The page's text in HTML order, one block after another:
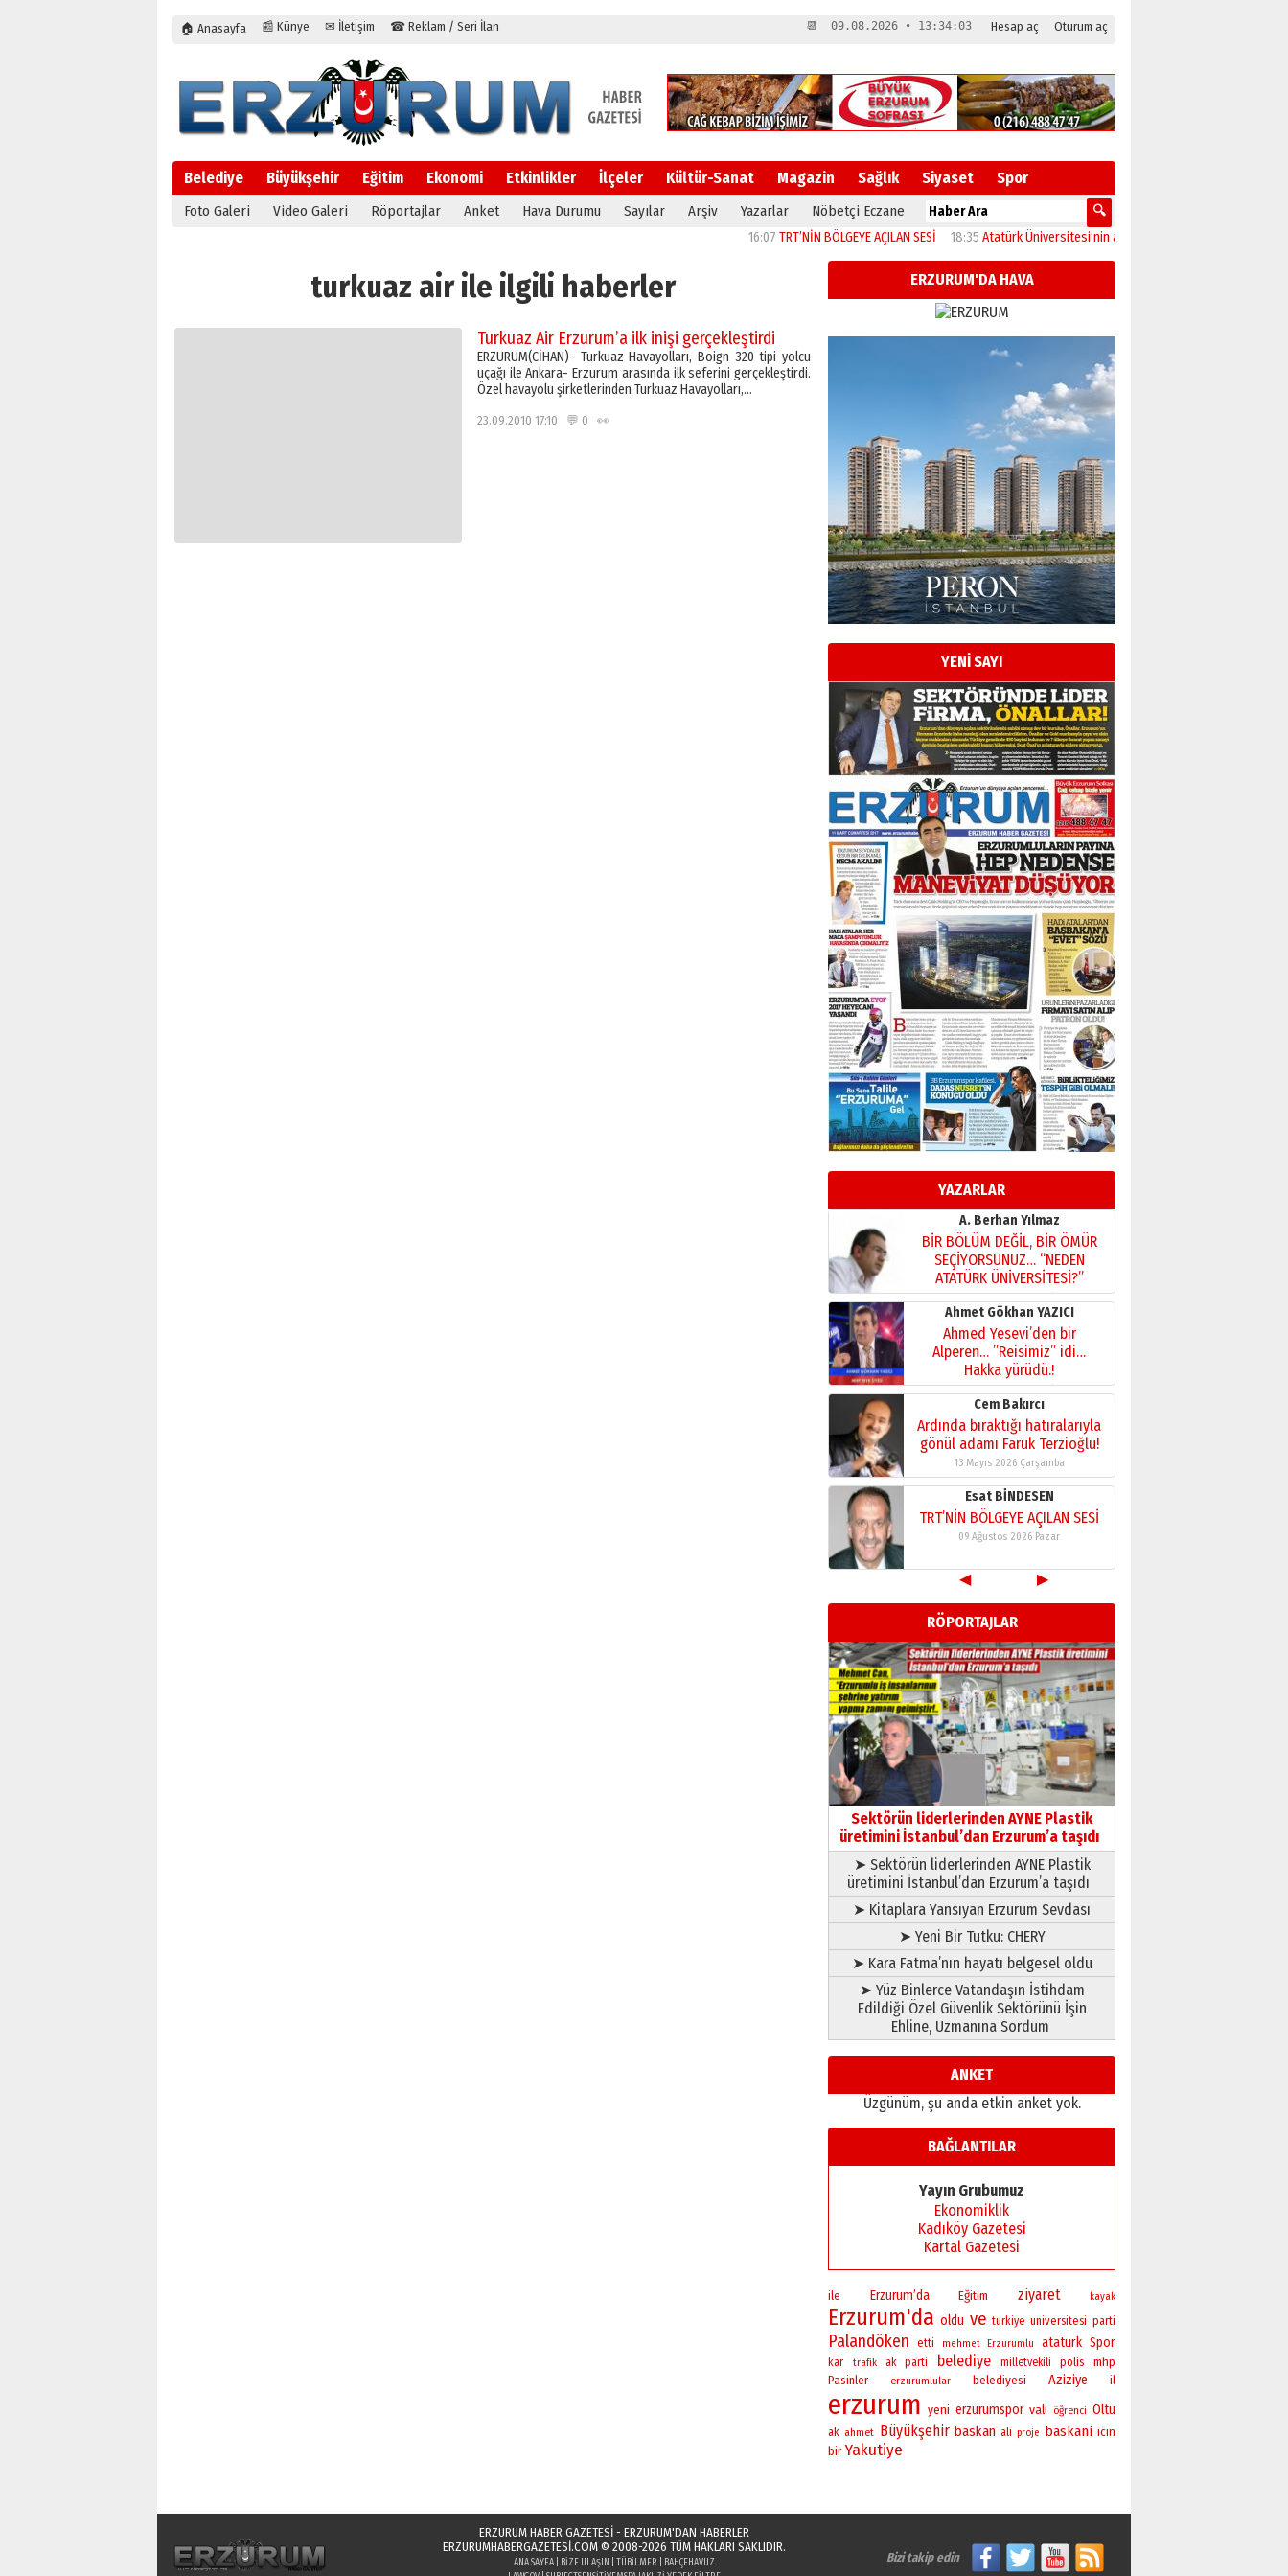
🏠 Anasayfa 📰 Künye ✉ İletişim ☎ Reklam / Seri İlan Hesap aç Oturum aç
📆 09.08.2026 • 13:34:04
Belediye Büyükşehir Eğitim Ekonomi Etkinlikler İlçeler Kültür-Sanat Magazin Sağlık Siyaset Spor
Foto Galeri Video Galeri Röportajlar Anket Hava Durumu Sayılar Arşiv Yazarlar Nöbetçi Eczane
TRT’NİN BÖLGEYE AÇILAN SESİ 18:35 Atatürk Üniversitesi’nin araştırma altyapısına güçlü onay
turkuaz air ile ilgili haberler
Turkuaz Air Erzurum’a ilk inişi gerçekleştirdi
ERZURUM(CİHAN)- Turkuaz Havayolları, Boign 320 tipi yolcu
uçağı ile Ankara- Erzurum arasında ilk seferini gerçekleştirdi.
Özel havayolu şirketlerinden Turkuaz Havayolları,…
23.09.2010 17:10 💬 0 👀
ERZURUM'DA HAVA
YENİ SAYI
YAZARLAR
Esat BİNDESEN
TRT’NİN BÖLGEYE AÇILAN SESİ
09 Ağustos 2026 Pazar
Kadir SABUNCUOĞLU
Erzurumspor’un köşe taşları
29 Haziran 2026 Pazartesi
Kenan GÜLERCİ
Murat Şahsuvaroğlu ERKON’da
çıtayı yukarı taşırken,
yönetimdekiler aşağı
çekmemeli!
17 Şubat 2026 SalıOrhan BOZKURT
Bir fotoğraf, bir şehir, bir
gazeteci… Dizginler kimin
elinde?
A. Berhan Yılmaz
BİR BÖLÜM DEĞİL, BİR ÖMÜR
SEÇİYORSUNUZ… “NEDEN
ATATÜRK ÜNİVERSİTESİ?”
28 Temmuz 2026 Salı
Ahmet Gökhan YAZICI
Ahmed Yesevi’den bir
Alperen… ”Reisimiz” idi…
Hakka yürüdü.!
26 Mart 2026 Perşembe
Cem Bakırcı
Ardında bıraktığı hatıralarıyla
gönül adamı Faruk Terzioğlu!
13 Mayıs 2026 Çarşamba
Esat BİNDESEN
TRT’NİN BÖLGEYE AÇILAN SESİ
09 Ağustos 2026 Pazar
Kadir SABUNCUOĞLU
Erzurumspor’un köşe taşları
29 Haziran 2026 Pazartesi
Kenan GÜLERCİ
Murat Şahsuvaroğlu ERKON’da
çıtayı yukarı taşırken,
yönetimdekiler aşağı
çekmemeli!
17 Şubat 2026 SalıOrhan BOZKURT
Bir fotoğraf, bir şehir, bir
gazeteci… Dizginler kimin
elinde?
31 Mart 2026 Salı
A. Berhan Yılmaz
BİR BÖLÜM DEĞİL, BİR ÖMÜR
SEÇİYORSUNUZ… “NEDEN
ATATÜRK ÜNİVERSİTESİ?”
28 Temmuz 2026 Salı
Ahmet Gökhan YAZICI
Ahmed Yesevi’den bir
Alperen… ”Reisimiz” idi…
Hakka yürüdü.!
26 Mart 2026 Perşembe
Ardında bıraktığı hatıralarıyla
13 Mayıs 2026 Çarşamba
Esat BİNDESEN
TRT’NİN BÖLGEYE AÇILAN SESİ
09 Ağustos 2026 Pazar
◀ ▶
RÖPORTAJLAR
Sektörün liderlerinden AYNE Plastik
üretimini İstanbul’dan Erzurum’a taşıdı
➤ Sektörün liderlerinden AYNE Plastik
üretimini İstanbul’dan Erzurum’a taşıdı
➤ Kitaplara Yansıyan Erzurum Sevdası
➤ Yeni Bir Tutku: CHERY
➤ Kara Fatma’nın hayatı belgesel oldu
➤ Yüz Binlerce Vatandaşın İstihdam
Edildiği Özel Güvenlik Sektörünü İşin
Ehline, Uzmanına Sordum
ANKET
Üzgünüm, şu anda etkin anket yok.
BAĞLANTILAR
Yayın Grubumuz
Ekonomiklik
Kadıköy Gazetesi
Kartal Gazetesi
ile Erzurum’da Eğitim ziyaret kayak
Erzurum'da oldu ve turkiye universitesi parti
Palandöken etti mehmet Erzurumlu ataturk Spor
kar trafik ak parti belediye milletvekili polis mhp
Pasinler erzurumlular belediyesi Aziziye il
erzurum yeni erzurumspor vali öğrenci Oltu
ak ahmet Büyükşehir baskan ali proje baskani icin
bir Yakutiye
ERZURUM HABER GAZETESİ - ERZURUM'DAN HABERLER
ERZURUMHABERGAZETESI.COM© 2008-2026 TÜM HAKLARI SAKLIDIR.
ANA SAYFA| BIZE ULAŞIN TÜBILMER
BAHÇEHAVUZ
Bizi takip edin